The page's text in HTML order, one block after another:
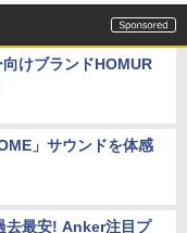
けブランドHOMUR
」サウンドを体感
去最安! Anker注目プ